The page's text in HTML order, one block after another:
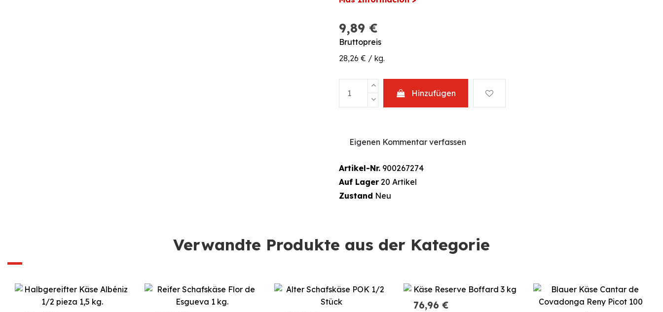
9,89 €
Bruttopreis
28,26 € / kg.
Hinzufügen
Eigenen Kommentar verfassen
Artikel-Nr. 900267274
Auf Lager 20 Artikel
Zustand Neu
Verwandte Produkte aus der Kategorie
76,96 €